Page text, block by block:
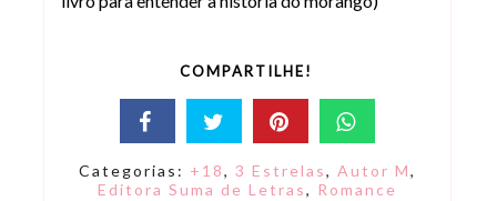
COMPARTILHE!
Categorias: +18, 3 Estrelas, Autor M,
Editora Suma de Letras, Romance